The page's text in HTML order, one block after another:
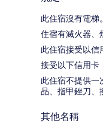
此住宿沒有電梯。
住宿有滅火器、
此住宿接受以信
接受以下信用卡
此住宿不提供一
品、指甲銼刀、
其他名稱